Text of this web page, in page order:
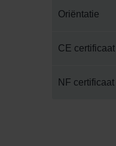
Oriëntatie
CE certificaat
NF certificaat